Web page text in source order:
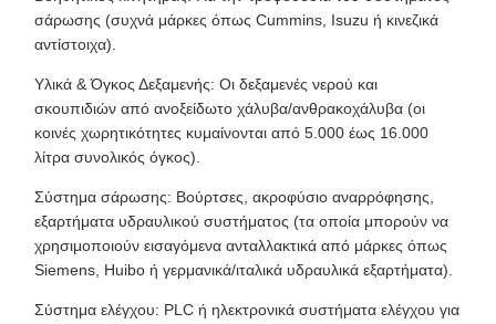
σάρωσης (συχνά μάρκες όπως Cummins, Isuzu ή κινεζικά
αντίστοιχα).
Υλικά & Όγκος Δεξαμενής: Οι δεξαμενές νερού και
σκουπιδιών από ανοξείδωτο χάλυβα/ανθρακοχάλυβα (οι
κοινές χωρητικότητες κυμαίνονται από 5.000 έως 16.000
λίτρα συνολικός όγκος).
Σύστημα σάρωσης: Βούρτσες, ακροφύσιο αναρρόφησης,
εξαρτήματα υδραυλικού συστήματος (τα οποία μπορούν να
χρησιμοποιούν εισαγόμενα ανταλλακτικά από μάρκες όπως
Siemens, Huibo ή γερμανικά/ιταλικά υδραυλικά εξαρτήματα).
Σύστημα ελέγχου: PLC ή ηλεκτρονικά συστήματα ελέγχου για